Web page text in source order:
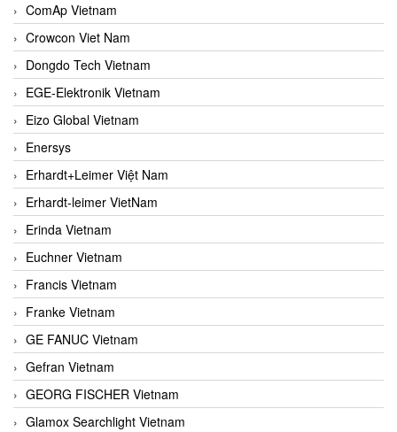
ComAp Vietnam
Crowcon Viet Nam
Dongdo Tech Vietnam
EGE-Elektronik Vietnam
Eizo Global Vietnam
Enersys
Erhardt+Leimer Việt Nam
Erhardt-leimer VietNam
Erinda Vietnam
Euchner Vietnam
Francis Vietnam
Franke Vietnam
GE FANUC Vietnam
Gefran Vietnam
GEORG FISCHER Vietnam
Glamox Searchlight Vietnam